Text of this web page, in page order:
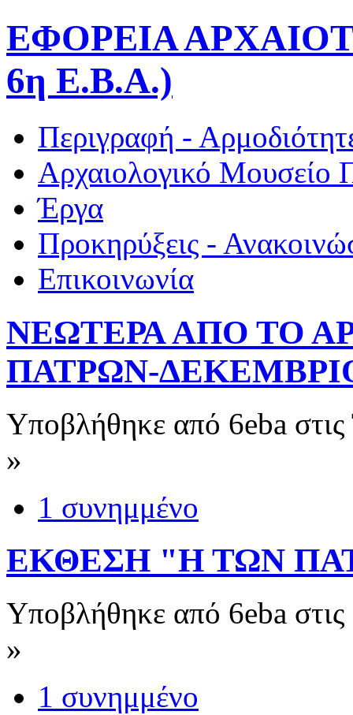
ΕΦΟΡΕΙΑ
6η Ε.Β.Α.)
Περιγραφή -
Αρχαιολογικό Μουσείο
Έργα
Προκηρύξεις -
Επικοινωνία
ΝΕΩΤΕΡΑ ΑΠΟ ΤΟ
ΠΑΤΡΩΝ-
Υποβλήθηκε από 6eba
»
1 συνημμένο
ΕΚΘΕΣΗ "Η ΤΩΝ
Υποβλήθηκε από 6eba
»
1 συνημμένο